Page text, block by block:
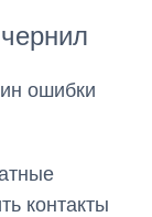
ошибки
контакты